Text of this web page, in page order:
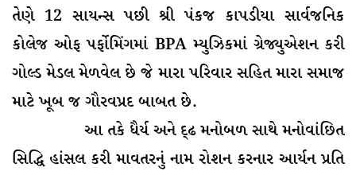
તેણે 12 સાયન્સ પછી શ્રી પંકજ કાપડીયા સાર્વજનિક
કોલેજ ઓફ પર્ફોમિંગમાં BPA મ્યુઝિકમાં ગ્રેજ્યુએશન કરી
ગોલ્ડ મેડલ મેળવેલ છે જે મારા પરિવાર સહિત મારા સમાજ
માટે ખૂબ જ ગૌરવપ્રદ બાબત છે.
આ તકે ધૈર્ય અને દ્ઢ મનોબળ સાથે મનોવાંછિત
સિદ્ધિ હાંસલ કરી માવતરનું નામ રોશન કરનાર આર્યન પ્રતિ